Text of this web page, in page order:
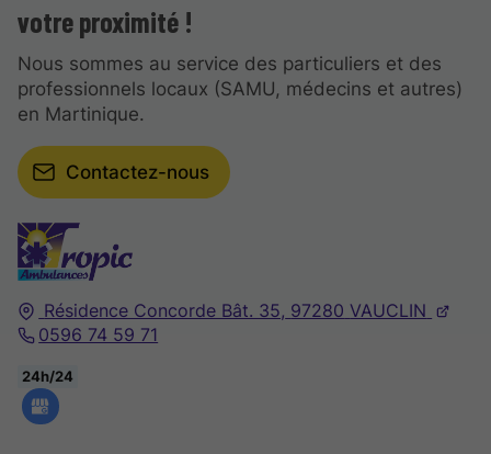
Résidence Concorde Bât. 35, 97280 VAUCLIN
0596 74 59 71
24h/24
votre proximité !
Nous sommes au service des particuliers et des
professionnels locaux (SAMU, médecins et autres)
en Martinique.
Contactez-nous